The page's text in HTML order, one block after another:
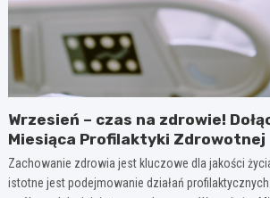
Wrzesień – czas na zdrowie!
Miesiąca Profilaktyki Zdrowotnej
Zachowanie zdrowia jest kluczowe dla jakości
istotne jest podejmowanie działań